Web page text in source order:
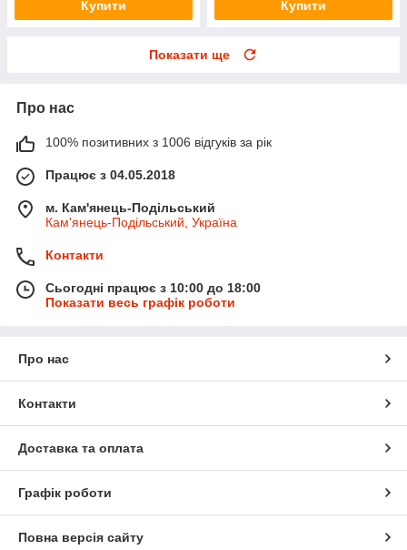
Купити Купити
Показати ще
Про нас
100% позитивних з 1006 відгуків за рік
Працює з 04.05.2018
м. Кам'янець-Подільський
Кам'янець-Подільський, Україна
Контакти
Сьогодні працює з 10:00 до 18:00
Показати весь графік роботи
Про нас
Контакти
Доставка та оплата
Графік роботи
Повна версія сайту